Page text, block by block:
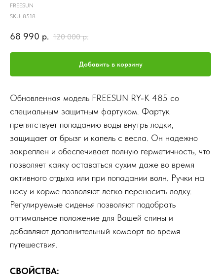
FREESUN
SKU: 8518
68 990 р. 120 000 р.
Добавить в корзину
Обновленная модель FREESUN RY-K 485 со
специальным защитным фартуком. Фартук
препятствует попаданию воды внутрь лодки,
защищает от брызг и капель с весла. Он надежно
закреплен и обеспечивает полную герметичность, что
позволяет каяку оставаться сухим даже во время
активного отдыха или при попадании волн. Ручки на
носу и корме позволяют легко переносить лодку.
Регулируемые сиденья позволяют подобрать
оптимальное положение для Вашей спины и
добавляют дополнительный комфорт во время
путешествия.
СВОЙСТВА: